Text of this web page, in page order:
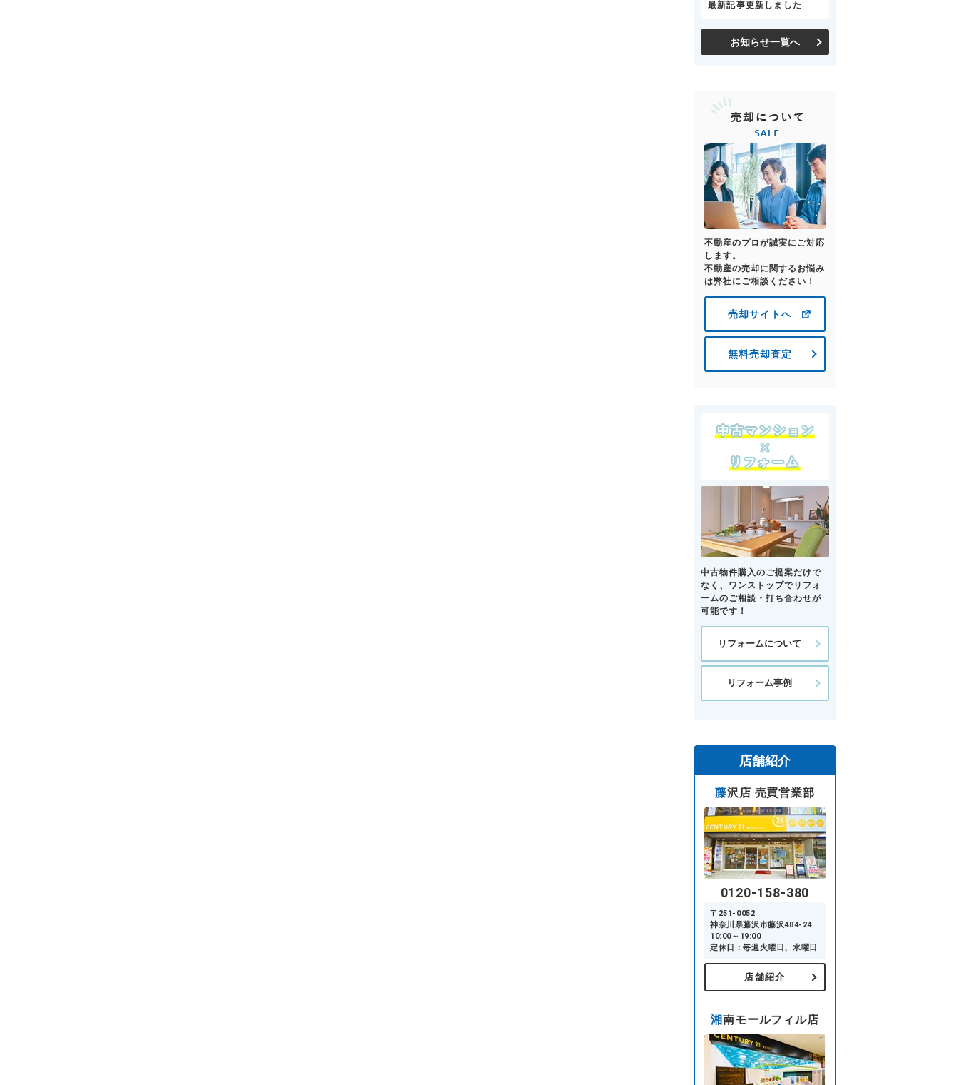
お知らせ一覧へ
不動産のプロが誠実にご対応
します。
不動産の売却に関するお悩み
は弊社にご相談ください！
売却サイトへ
無料売却査定
中古物件購入のご提案だけで
なく、ワンストップでリフォ
ームのご相談・打ち合わせが
可能です！
リフォームについて
リフォーム事例
店舗紹介
藤沢店 売買営業部
0120-158-380
〒251-0052
神奈川県藤沢市藤沢484-24
10:00～19:00
定休日：毎週火曜日、水曜日
店舗紹介
湘南モールフィル店